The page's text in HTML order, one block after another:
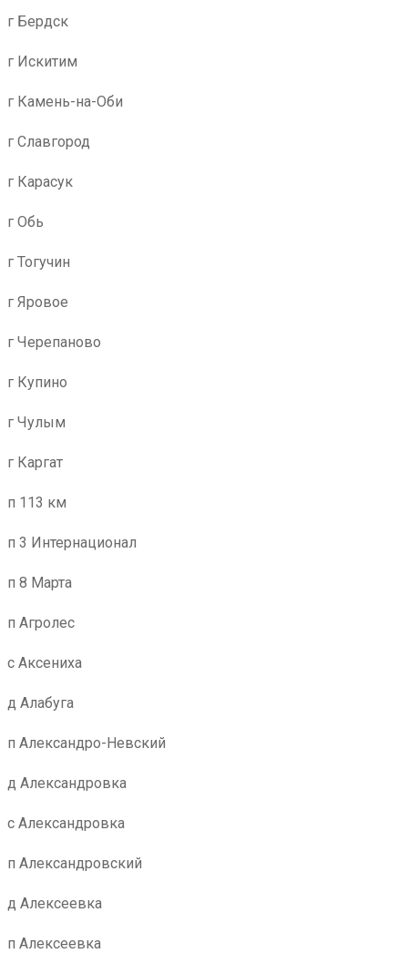
г Бердск
г Искитим
г Камень-на-Оби
г Славгород
г Карасук
г Обь
г Тогучин
г Яровое
г Черепаново
г Купино
г Чулым
г Каргат
п 113 км
п 3 Интернационал
п 8 Марта
п Агролес
с Аксениха
д Алабуга
п Александро-Невский
д Александровка
с Александровка
п Александровский
д Алексеевка
п Алексеевка